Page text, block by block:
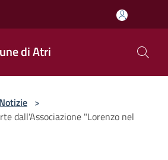
di Atri
Notizie >
dall'Associazione "Lorenzo nel